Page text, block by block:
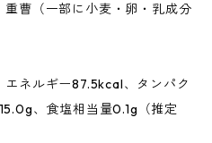
曹（一部に小麦・卵・乳成分
ネルギー87.5kcal、タンパク
、食塩相当量0.1g（推定